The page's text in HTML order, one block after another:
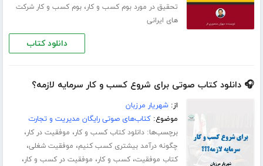
تحقیق در مورد بوم کسب و کار،بوم کسب و کار شرکت
های ایرانی
دانلود کتاب
🎧 دانلود کتاب صوتی برای شروع کسب و کار سرمایه لازمه؟
از:شهریار مرزبان
موضوع:کتاب‌های صوتی رایگان مدیریت و تجارت
برچسب‌ها:دانلود کتاب کسب و کار، موفقیت در کار،
چگونه درآمد بیشتری کسب کنیم، موفقیت شغلی،
کتاب موفقیت،کسب و کار، موفقیت در کسب و کار،